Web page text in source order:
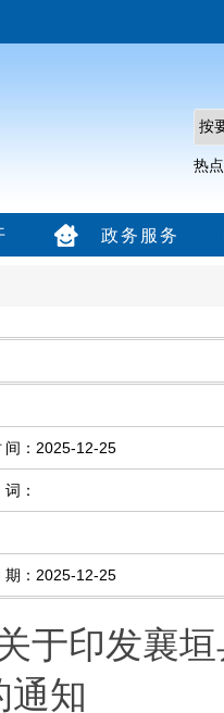
热
政务服务
： 2025-12-25
：
： 2025-12-25
于印发襄垣
通知